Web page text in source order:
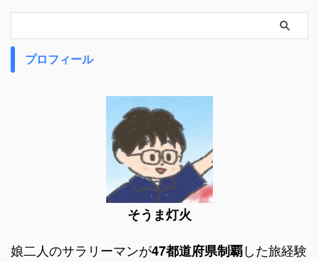
プロフィール
そうま灯火
娘二人のサラリーマンが47都道府県制覇した旅経験